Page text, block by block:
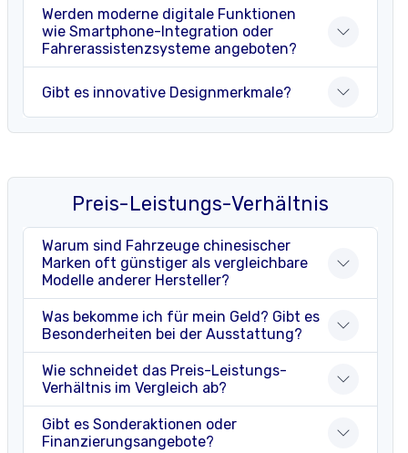
Werden moderne digitale Funktionen
wie Smartphone-Integration oder
Fahrerassistenzsysteme angeboten?
Gibt es innovative Designmerkmale?
Preis-Leistungs-Verhältnis
Warum sind Fahrzeuge chinesischer
Marken oft günstiger als vergleichbare
Modelle anderer Hersteller?
Was bekomme ich für mein Geld? Gibt es
Besonderheiten bei der Ausstattung?
Wie schneidet das Preis-Leistungs-
Verhältnis im Vergleich ab?
Gibt es Sonderaktionen oder
Finanzierungsangebote?